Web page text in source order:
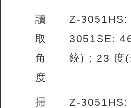
讀
取
角
度
Z-3051HS:
3051SE:
統) ; 23 度(
掃
Z-3051HS: